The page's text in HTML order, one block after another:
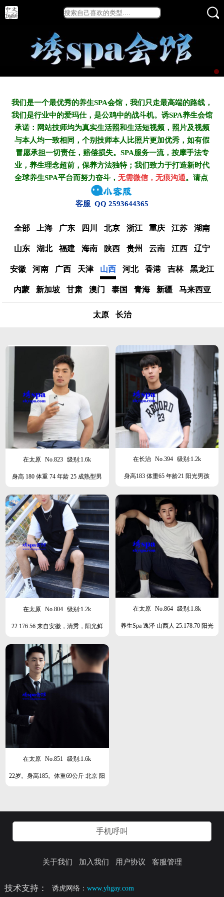
我们是一个最优秀的养生SPA会馆，我们只走最高端的路线，
我们是行业中的爱玛仕，是公鸡中的战斗机。诱SPA养生会馆
承诺：网站技师均为真实生活照和生活短视频，照片及视频
与本人均一致相同，个别技师本人比照片更加优秀，如有假
冒愿承担一切责任，赔偿损失。SPA服务一流，按摩手法专
业，养生理念超前，保养方法独特；我们致力于打造新时代
全球养生SPA平台而努力奋斗， 无需微信，无痕沟通。请点
客服 QQ 2593644365
全部 上海 广东 四川 北京 浙江 重庆 江苏 湖南
山东 湖北 福建 海南 陕西 贵州 云南 江西 辽宁
安徽 河南 广西 天津 山西 河北 香港 吉林 黑龙江
内蒙 新加坡 甘肃 澳门 泰国 青海 新疆 马来西亚
太原 长治
在太原 No.823 级别:1.6k
身高 180 体重 74 年龄 25 成熟型男
在长治 No.394 级别:1.2k
身高183 体重65 年龄21 阳光男孩
在太原 No.804 级别:1.2k
22 176 56 来自安徽，清秀，阳光鲜
在太原 No.864 级别:1.8k
养生Spa 逸泽 山西人 25.178.70 阳光
在太原 No.851 级别:1.6k
22岁。身高185。体重69公斤 北京 阳
手机呼叫
关于我们 加入我们 用户协议 客服管理
技术支持： 诱虎网络：www.yhgay.com